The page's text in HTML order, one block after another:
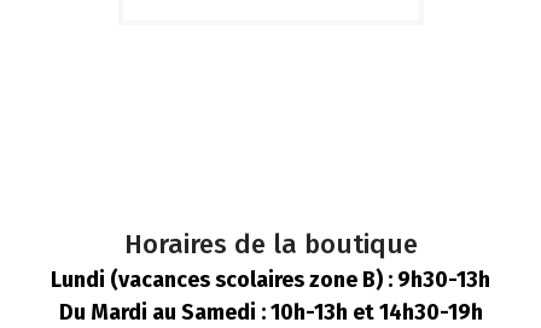
Horaires de la boutique
Lundi (vacances scolaires zone B) : 9h30-13h
Du Mardi au Samedi : 10h-13h et 14h30-19h